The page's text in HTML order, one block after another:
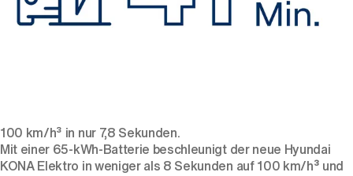
100 km/h³ in nur 7,8 Sekunden.
Mit einer 65-kWh-Batterie beschleunigt der neue Hyundai
KONA Elektro in weniger als 8 Sekunden auf 100 km/h³ und